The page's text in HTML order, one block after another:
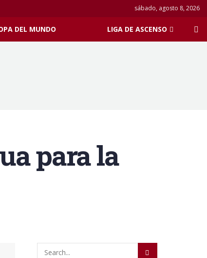
sábado, agosto 8, 2026
DEL MUNDO LIGA DE ASCENSO
para la